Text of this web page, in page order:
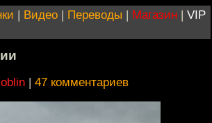
| Видео | Переводы | Магазин | VIP
| 47 комментариев